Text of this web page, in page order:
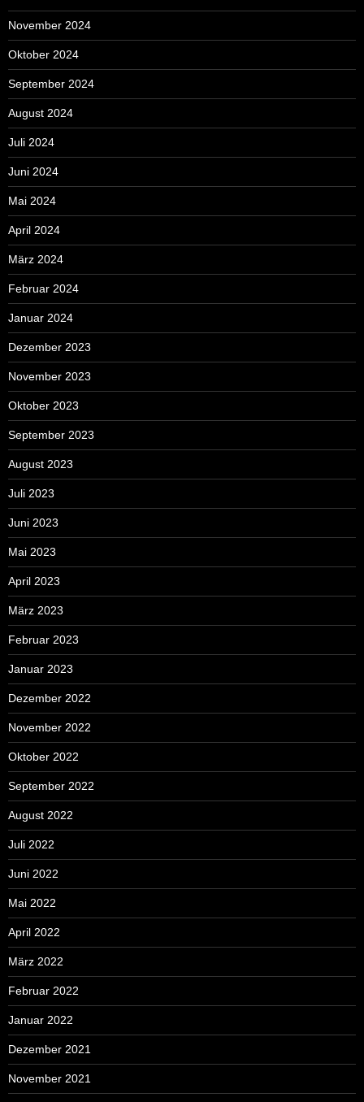
November 2024
Oktober 2024
September 2024
August 2024
Juli 2024
Juni 2024
Mai 2024
April 2024
März 2024
Februar 2024
Januar 2024
Dezember 2023
November 2023
Oktober 2023
September 2023
August 2023
Juli 2023
Juni 2023
Mai 2023
April 2023
März 2023
Februar 2023
Januar 2023
Dezember 2022
November 2022
Oktober 2022
September 2022
August 2022
Juli 2022
Juni 2022
Mai 2022
April 2022
März 2022
Februar 2022
Januar 2022
Dezember 2021
November 2021